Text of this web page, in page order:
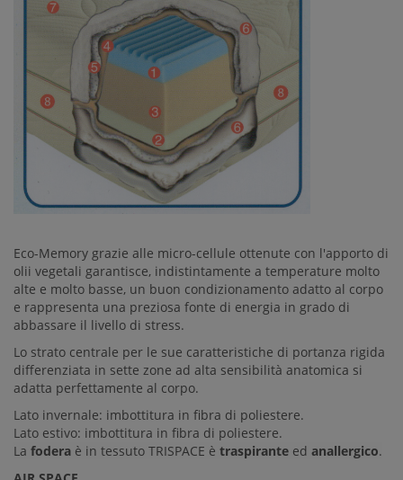
Eco-Memory grazie alle micro-cellule ottenute con l'apporto di
olii vegetali garantisce, indistintamente a temperature molto
alte e molto basse, un buon condizionamento adatto al corpo
e rappresenta una preziosa fonte di energia in grado di
abbassare il livello di stress.
Lo strato centrale per le sue caratteristiche di portanza rigida
differenziata in sette zone ad alta sensibilità anatomica si
adatta perfettamente al corpo.
Lato invernale: imbottitura in fibra di poliestere.
Lato estivo: imbottitura in fibra di poliestere.
La fodera è in tessuto TRISPACE è traspirante ed anallergico.